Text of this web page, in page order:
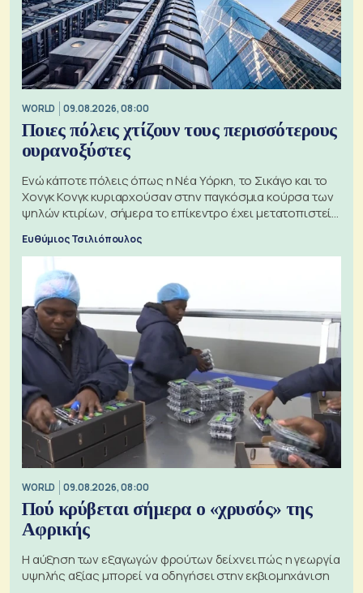
WORLD 09.08.2026, 08:00
Ποιες πόλεις χτίζουν τους περισσότερους
ουρανοξύστες
Ενώ κάποτε πόλεις όπως η Νέα Υόρκη, το Σικάγο και το
Χονγκ Κονγκ κυριαρχούσαν στην παγκόσμια κούρσα των
ψηλών κτιρίων, σήμερα το επίκεντρο έχει μετατοπιστεί
Ευθύμιος Τσιλιόπουλος
WORLD 09.08.2026, 08:00
Πού κρύβεται σήμερα ο «χρυσός» της
Αφρικής
Η αύξηση των εξαγωγών φρούτων δείχνει πώς η γεωργία
υψηλής αξίας μπορεί να οδηγήσει στην εκβιομηχάνιση